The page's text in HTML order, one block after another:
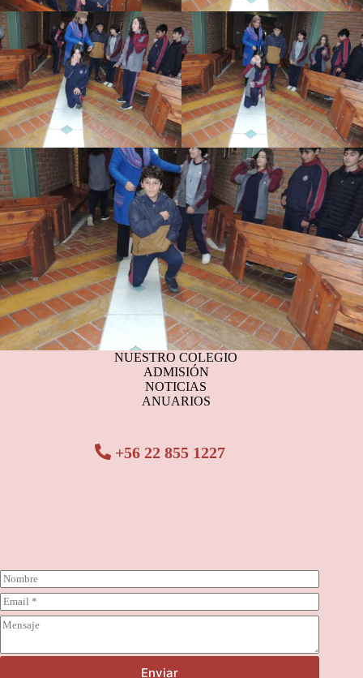
NUESTRO COLEGIO
ADMISIÓN
NOTICIAS
ANUARIOS
+56 22 855 1227
N
o
m
b
r
*
C
o
r
e
C
Enviar